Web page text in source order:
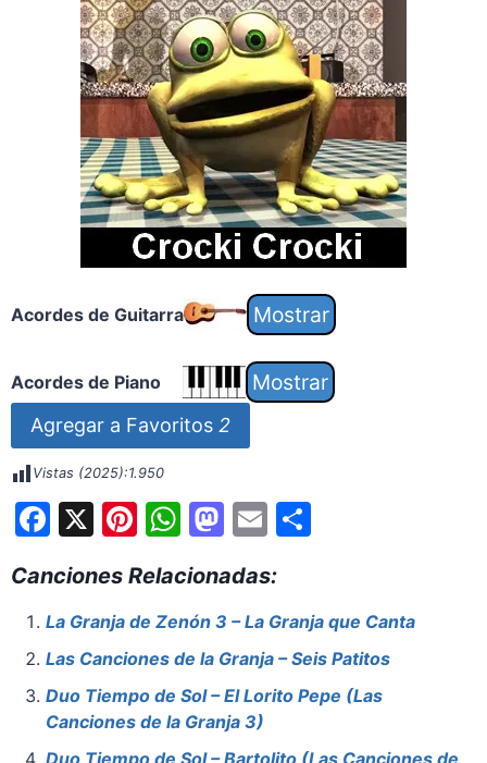
Acordes de Guitarra
Acordes de Piano
Agregar a Favoritos 2
Vistas (2025):1.950
F
c
e
b
o
o
X Pi
er
e
st
W
at
s
A
p
p
M
st
o
d
o
n
E
ai
l
S
e
Canciones Relacionadas:
La Granja de Zenón 3 – La Granja que Canta
Las Canciones de la Granja – Seis Patitos
Duo Tiempo de Sol – El Lorito Pepe (Las
Canciones de la Granja 3)
Duo Tiempo de Sol – Bartolito (Las Canciones de